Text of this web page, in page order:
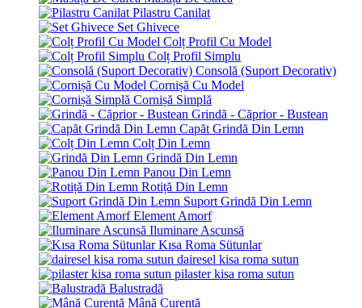
Pilastru Canilat
Set Ghivece
Colț Profil Cu Model
Colț Profil Simplu
Consolă (Suport Decorativ)
Cornișă Cu Model
Cornișă Simplă
Grindă - Căprior - Bustean
Capăt Grindă Din Lemn
Colț Din Lemn
Grindă Din Lemn
Panou Din Lemn
Rotiță Din Lemn
Suport Grindă Din Lemn
Element Amorf
Iluminare Ascunsă
Kısa Roma Sütunlar
dairesel kisa roma sutun
pilaster kisa roma sutun
Balustradă
Mână Curentă